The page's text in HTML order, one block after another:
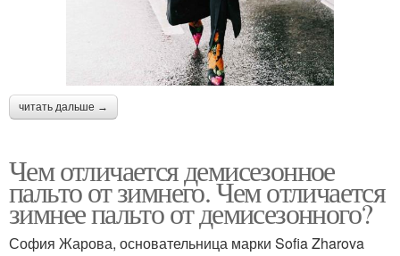
читать дальше →
Чем отличается демисезонное
пальто от зимнего. Чем отличается
зимнее пальто от демисезонного?
София Жарова, основательница марки Sofia Zharova